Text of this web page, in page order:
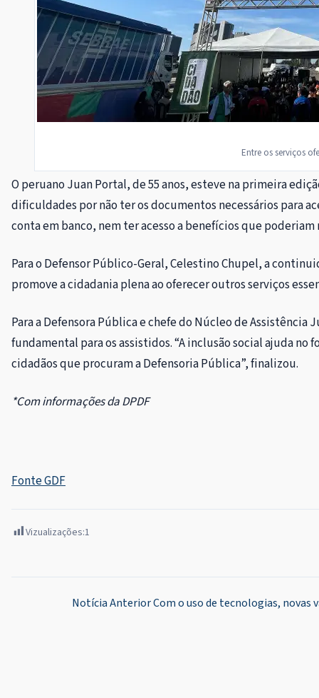
Entre os serviços
O peruano Juan Portal, de 55 anos, esteve na primeira
dificuldades por não ter os documentos necessários para
conta em banco, nem ter acesso a benefícios que
Para o Defensor Público-Geral, Celestino Chupel, a
promove a cidadania plena ao oferecer outros serviços
Para a Defensora Pública e chefe do Núcleo de
fundamental para os assistidos. “A inclusão social ajuda
cidadãos que procuram a Defensoria Pública”, finalizou.
*Com informações da DPDF
Fonte GDF
Vizualizações:1
NavegaçãoNotícia AnteriorCom o uso de tecnologias, novas